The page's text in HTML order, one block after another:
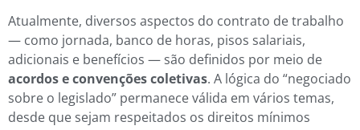
Atualmente, diversos aspectos do contrato de trabalho
— como jornada, banco de horas, pisos salariais,
adicionais e benefícios — são definidos por meio de
acordos e convenções coletivas. A lógica do “negociado
sobre o legislado” permanece válida em vários temas,
desde que sejam respeitados os direitos mínimos